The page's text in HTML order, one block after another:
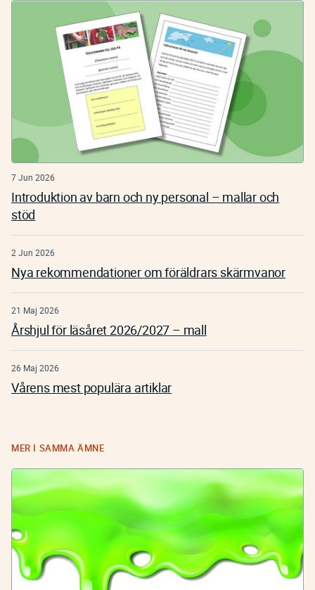
7 Jun 2026
Introduktion av barn och ny personal – mallar och
stöd
2 Jun 2026
Nya rekommendationer om föräldrars skärmvanor
21 Maj 2026
Årshjul för läsåret 2026/2027 – mall
26 Maj 2026
Vårens mest populära artiklar
MER I SAMMA ÄMNE